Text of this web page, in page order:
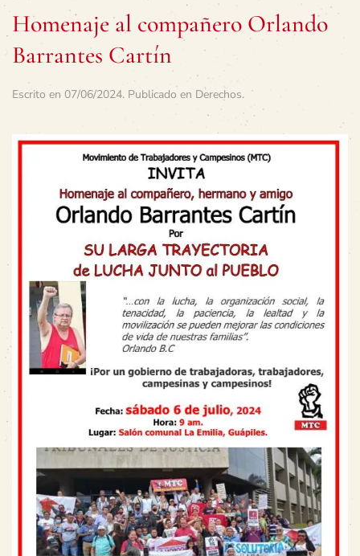
Homenaje al compañero Orlando
Barrantes Cartín
Escrito en 07/06/2024. Publicado en Derechos.